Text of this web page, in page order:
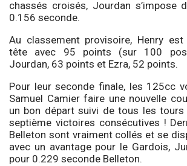
chassés croisés, Jourdan s’impose
0.156 seconde.
Au classement provisoire, Henry
tête avec 95 points (sur 100
Jourdan, 63 points et Ezra, 52 points.
Pour leur seconde finale, les 125cc
Samuel Camier faire une nouvelle
un bon départ suivi de tous les tours
septième victoires consécutives !
Belleton sont vraiment collés et se
avec un avantage pour le Gardois,
pour 0.229 seconde Belleton.